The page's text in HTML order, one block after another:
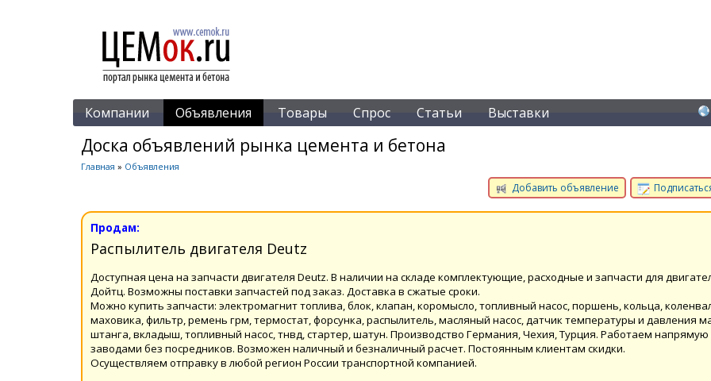
Компании Объявления Товары Спрос Статьи Выставки
Доска объявлений рынка цемента и бетона
Главная » Объявления
Добавить объявление
Продам:
Распылитель двигателя Deutz
Доступная цена на запчасти двигателя Deutz. В наличии на складе комплектующие, расходные и запчасти для
Дойтц. Возможны поставки запчастей под заказ. Доставка в сжатые сроки.
Можно купить запчасти: электромагнит топлива, блок, клапан, коромысло, топливный насос, поршень, кольца,
маховика, фильтр, ремень грм, термостат, форсунка, распылитель, масляный насос, датчик температуры и давления
штанга, вкладыш, топливный насос, тнвд, стартер, шатун. Производство Германия, Чехия, Турция. Работаем напрямую
заводами без посредников. Возможен наличный и безналичный расчет. Постоянным клиентам скидки.
Осуществляем отправку в любой регион России транспортной компанией.